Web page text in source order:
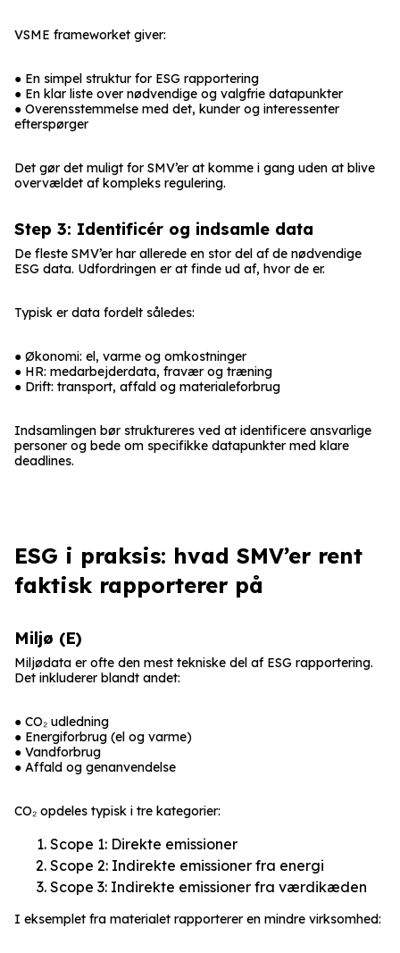
VSME frameworket giver:
● En simpel struktur for ESG rapportering
● En klar liste over nødvendige og valgfrie datapunkter
● Overensstemmelse med det, kunder og interessenter
efterspørger
Det gør det muligt for SMV’er at komme i gang uden at blive
overvældet af kompleks regulering.
Step 3: Identificér og indsamle data
De fleste SMV’er har allerede en stor del af de nødvendige
ESG data. Udfordringen er at finde ud af, hvor de er.
Typisk er data fordelt således:
● Økonomi: el, varme og omkostninger
● HR: medarbejderdata, fravær og træning
● Drift: transport, affald og materialeforbrug
Indsamlingen bør struktureres ved at identificere ansvarlige
personer og bede om specifikke datapunkter med klare
deadlines.
ESG i praksis: hvad SMV’er rent
faktisk rapporterer på
Miljø (E)
Miljødata er ofte den mest tekniske del af ESG rapportering.
Det inkluderer blandt andet:
● CO₂ udledning
● Energiforbrug (el og varme)
● Vandforbrug
● Affald og genanvendelse
CO₂ opdeles typisk i tre kategorier:
Scope 1: Direkte emissioner
Scope 2: Indirekte emissioner fra energi
Scope 3: Indirekte emissioner fra værdikæden
I eksemplet fra materialet rapporterer en mindre virksomhed: